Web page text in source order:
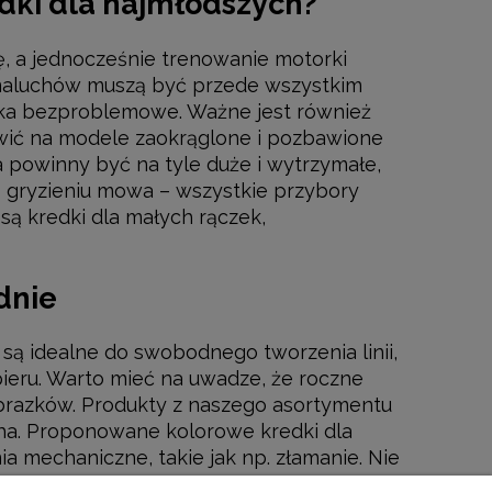
Kolorowanka w rolce 30m
49,00 zł
DO KOSZYKA
Pierwsza
a jednocześnie trenowanie motorki
muszą być przede wszystkim
bezproblemowe. Ważne jest również
na modele zaokrąglone i pozbawione
być na tyle duże i wytrzymałe,
gryzieniu mowa – wszystkie przybory
kredki dla małych rączek,
idealne do swobodnego tworzenia linii,
Warto mieć na uwadze, że roczne
Produkty z naszego asortymentu
Proponowane kolorowe kredki dla
mechaniczne, takie jak np. złamanie. Nie